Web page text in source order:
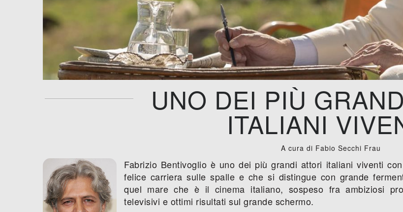
UNO DEI PIÙ
ITALIANI
A cura di Fabio Secchi Frau
Fabrizio Bentivoglio è uno dei più grandi attori italiani viventi
felice carriera sulle spalle e che si distingue con grande
quel mare che è il cinema italiano, sospeso fra ambiziosi
televisivi e ottimi risultati sul grande schermo.